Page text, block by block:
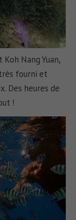
Nang Yuan,
fourni et
Des heures de
!